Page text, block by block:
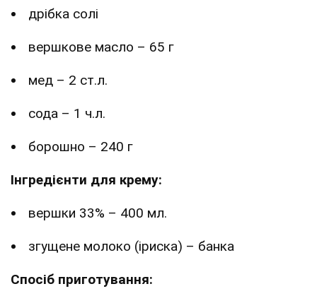
дрібка солі
вершкове масло – 65 г
мед – 2 ст.л.
сода – 1 ч.л.
борошно – 240 г
Інгредієнти для крему:
вершки 33% – 400 мл.
згущене молоко (іриска) – банка
Спосіб приготування: